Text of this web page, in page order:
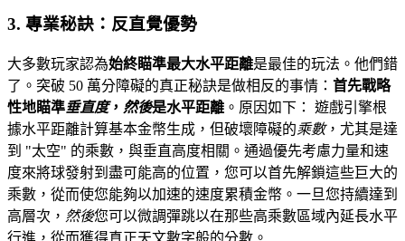
3. 專業秘訣：反直覺優勢
大多數玩家認為始終瞄準最大水平距離是最佳的玩法。他們錯
了。突破 50 萬分障礙的真正秘訣是做相反的事情： 首先戰略
性地瞄準垂直度， 然後是水平距離 。原因如下： 遊戲引擎根
據水平距離計算基本金幣生成，但破壞障礙的乘數，尤其是達
到 "太空" 的乘數，與垂直高度相關。通過優先考慮力量和速
度來將球發射到盡可能高的位置，您可以首先解鎖這些巨大的
乘數，從而使您能夠以加速的速度累積金幣。一旦您持續達到
高層次， 然後您可以微調彈跳以在那些高乘數區域內延長水平
行進，從而獲得真正天文數字般的分數。